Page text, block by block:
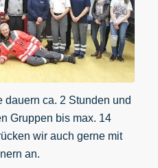
ca. 2 Stunden und
Gruppen bis max. 14
wir auch gerne mit
an.